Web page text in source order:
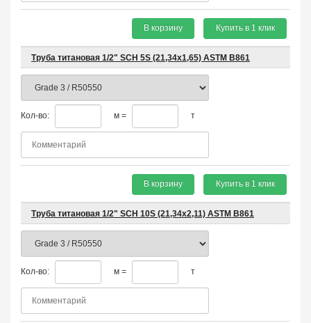
В корзину Купить в 1 клик
Труба титановая 1/2" SCH 5S (21,34x1,65) ASTM B861
Кол-во: м = т
В корзину Купить в 1 клик
Труба титановая 1/2" SCH 10S (21,34x2,11) ASTM B861
Кол-во: м = т